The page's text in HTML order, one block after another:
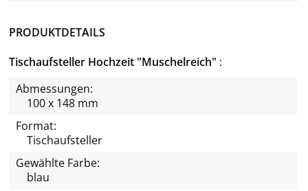
PRODUKTDETAILS
Tischaufsteller Hochzeit "Muschelreich"
Abmessungen:
100 x 148 mm
Format:
Tischaufsteller
Gewählte Farbe:
blau